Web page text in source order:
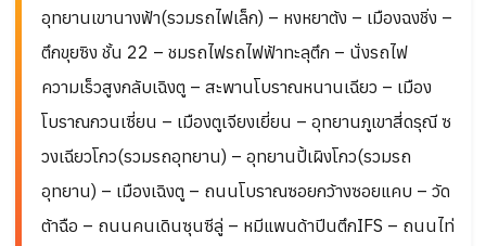
อุทยานเขานางฟ้า(รวมรถไฟเล็ก) – หงหยาต้ง – เมืองฉงชิ่ง –
ตึกขุยซิง ชั้น 22 – ชมรถไฟรถไฟฟ้าทะลุตึก – นั่งรถไฟ
ความเร็วสูงกลับเฉิงตู – สะพานโบราณหนานเฉียว – เมือง
โบราณกวนเซี่ยน – เมืองตูเจียงเยี่ยน – อุทยานภูเขาสี่ดรุณี ซ
วงเฉียวโกว(รวมรถอุทยาน) – อุทยานปี้เผิงโกว(รวมรถ
อุทยาน) – เมืองเฉิงตู – ถนนโบราณซอยกว้างซอยแคบ – วัด
ต้าฉือ – ถนนคนเดินซุนซีลู่ – หมีแพนด้าปีนตึกIFS – ถนนไท่